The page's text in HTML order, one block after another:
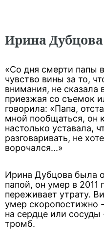
Ирина
«Со дня смерти папы
чувство вины за то,
внимания, не
приезжая со съемок
говорила: «Папа,
мной пообщаться, он
настолько уставала,
разговаривать, не
ворочался...»
Ирина Дубцова была
папой, он умер в 2011
переживает утрату.
умер скоропостижно
на сердце или
тромб.